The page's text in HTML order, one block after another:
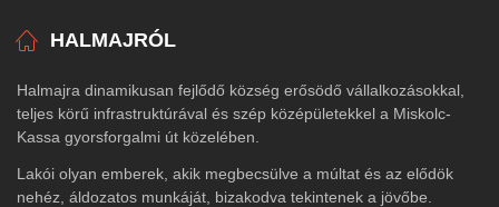
HALMAJRÓL
Halmajra dinamikusan fejlődő község erősödő vállalkozásokkal,
teljes körű infrastruktúrával és szép középületekkel a Miskolc-
Kassa gyorsforgalmi út közelében.
Lakói olyan emberek, akik megbecsülve a múltat és az elődök
nehéz, áldozatos munkáját, bizakodva tekintenek a jövőbe.